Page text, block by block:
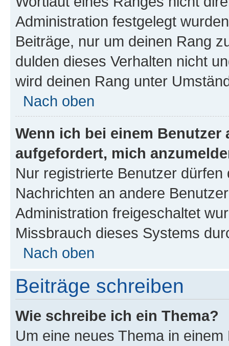
Administration festgelegt
Beiträge, nur um deinen Rang
dulden dieses Verhalten nicht
wird deinen Rang unter
Nach oben
Wenn ich bei einem
aufgefordert, mich
Nur registrierte Benutzer
Nachrichten an andere
Administration freigeschaltet
Missbrauch dieses Systems
Nach oben
Beiträge schreiben
Wie schreibe ich ein Thema?
Um eine neues Thema in